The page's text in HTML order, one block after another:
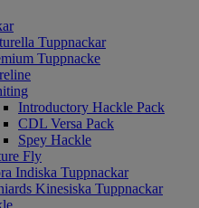
Tuppnackar
Tuppnacke
Introductory Hackle Pack
CDL Versa Pack
Spey Hackle
Fly
Indiska Tuppnackar
Kinesiska Tuppnackar